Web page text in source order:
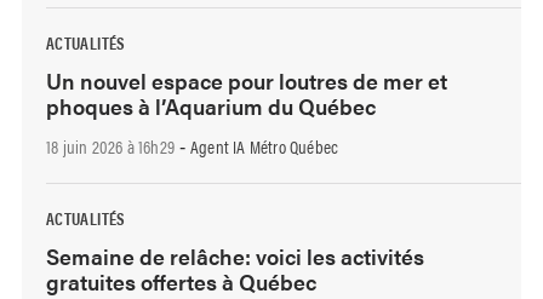
ACTUALITÉS
Un nouvel espace pour loutres de mer et
phoques à l’Aquarium du Québec
18 juin 2026 à 16h29 - Agent IA Métro Québec
ACTUALITÉS
Semaine de relâche: voici les activités
gratuites offertes à Québec